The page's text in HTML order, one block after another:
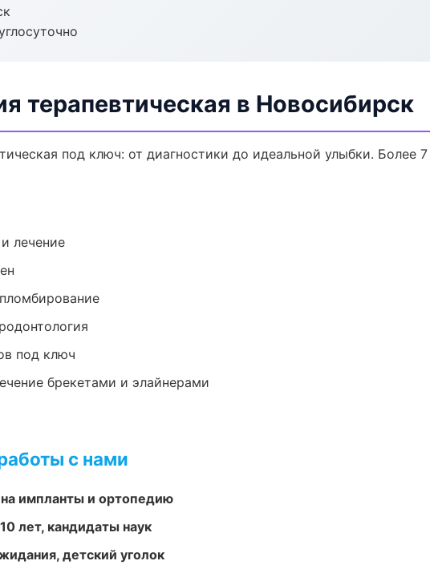
терапевтическая в Новосибирск
под ключ: от диагностики до идеальной улыбки. Более
лечение
под ключ
брекетами и элайнерами
с нами
на импланты и ортопедию
лет, кандидаты наук
детский уголок